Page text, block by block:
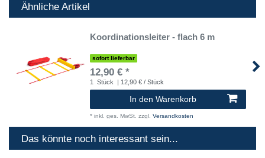
Ähnliche Artikel
Koordinationsleiter - flach 6 m
sofort lieferbar
12,90 € *
1 Stück | 12,90 € / Stück
In den Warenkorb
* inkl. ges. MwSt. zzgl. Versandkosten
Das könnte noch interessant sein...